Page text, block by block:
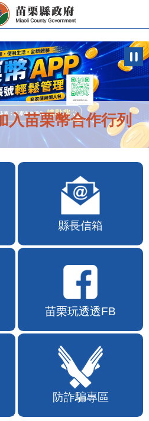
入苗栗幣合作行列
縣長信箱
苗栗玩透透FB
防詐騙專區